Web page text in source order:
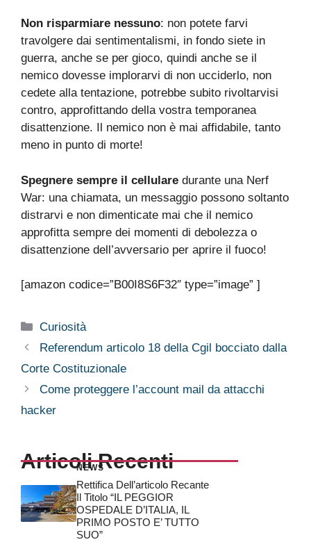
Non risparmiare nessuno: non potete farvi
travolgere dai sentimentalismi, in fondo siete in
guerra, anche se per gioco, quindi anche se il
nemico dovesse implorarvi di non ucciderlo, non
cedete alla tentazione, potrebbe subito rivoltarvisi
contro, approfittando della vostra temporanea
disattenzione. Il nemico non è mai affidabile, tanto
meno in punto di morte!
Spegnere sempre il cellulare durante una Nerf
War: una chiamata, un messaggio possono soltanto
distrarvi e non dimenticate mai che il nemico
approfitta sempre dei momenti di debolezza o
disattenzione dell’avversario per aprire il fuoco!
[amazon codice=”B00I8S6F32″ type=”image” ]
Categorie
Curiosità
Referendum articolo 18 della Cgil bocciato dalla
Corte Costituzionale
Come proteggere l’account mail da attacchi
hacker
Articoli Recenti
NEWS
Rettifica Dell’articolo Recante
Il Titolo “IL PEGGIOR
OSPEDALE D’ITALIA, IL
PRIMO POSTO E’ TUTTO
SUO”